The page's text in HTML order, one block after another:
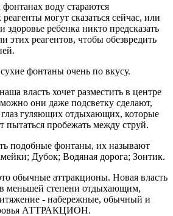
воду стараются
могут сказаться сейчас, или
здоровье ребенка никто предсказать
этих реагентов, чтобы обезвредить
фонтаны очень по вкусу.
власть хочет разместить в центре
они даже подсветку сделают,
гуляющих отдыхающих, которые
пытаться пробежать между струй.
подобные фонтаны, их называют
Дубок; Водяная дорога; Зонтик.
обычные аттракционы. Новая власть
меньшей степени отдыхающим,
- набережные, обычный и
АТТРАКЦИОН.